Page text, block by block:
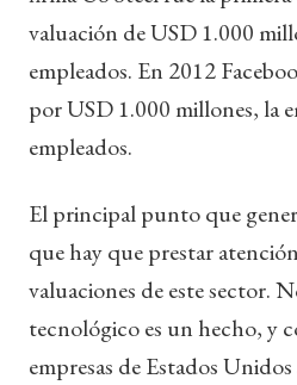
valuación de USD 1.000
empleados. En 2012
por USD 1.000 millones, la
empleados.
El principal punto que
que hay que prestar
valuaciones de este sector.
tecnológico es un hecho, y
empresas de Estados